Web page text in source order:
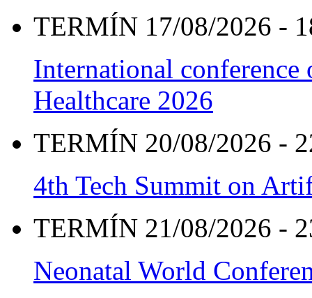
TERMÍN 17/08/2026 -
International
Healthcare 2026
TERMÍN 20/08/2026 -
4th Tech Summit on
TERMÍN 21/08/2026 -
Neonatal World